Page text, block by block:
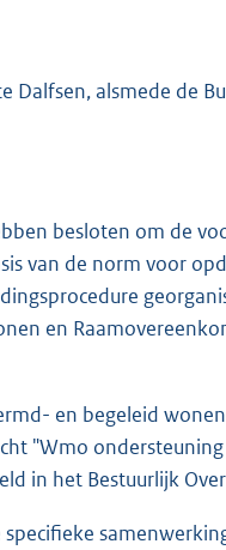
Dalfsen, alsmede de
besloten om de
van de norm voor
en
en begeleid
"Wmo
in het Bestuurlijk